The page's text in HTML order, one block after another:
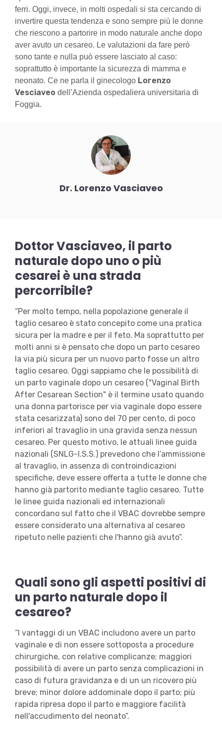
ferri. Oggi, invece, in molti ospedali si sta cercando di
invertire questa tendenza e sono sempre più le donne
che riescono a partorire in modo naturale anche dopo
aver avuto un cesareo. Le valutazioni da fare però
sono tante e nulla può essere lasciato al caso:
soprattutto è importante la sicurezza di mamma e
neonato. Ce ne parla il ginecologo Lorenzo
Vesciaveo dell’Azienda ospedaliera universitaria di
Foggia.
Dr. Lorenzo Vasciaveo
Dottor Vasciaveo, il parto
naturale dopo uno o più
cesarei è una strada
percorribile?
“Per molto tempo, nella popolazione generale il
taglio cesareo è stato concepito come una pratica
sicura per la madre e per il feto. Ma soprattutto per
molti anni si è pensato che dopo un parto cesareo
la via più sicura per un nuovo parto fosse un altro
taglio cesareo. Oggi sappiamo che le possibilità di
un parto vaginale dopo un cesareo ("Vaginal Birth
After Cesarean Section" è il termine usato quando
una donna partorisce per via vaginale dopo essere
stata cesarizzata) sono del 70 per cento, di poco
inferiori al travaglio in una gravida senza nessun
cesareo. Per questo motivo, le attuali linee guida
nazionali (SNLG-I.S.S.) prevedono che l’ammissione
al travaglio, in assenza di controindicazioni
specifiche, deve essere offerta a tutte le donne che
hanno già partorito mediante taglio cesareo. Tutte
le linee guida nazionali ed internazionali
concordano sul fatto che il VBAC dovrebbe sempre
essere considerato una alternativa al cesareo
ripetuto nelle pazienti che l'hanno già avuto”.
Quali sono gli aspetti positivi di
un parto naturale dopo il
cesareo?
“I vantaggi di un VBAC includono avere un parto
vaginale e di non essere sottoposta a procedure
chirurgiche, con relative complicanze; maggiori
possibilità di avere un parto senza complicazioni in
caso di futura gravidanza e di un un ricovero più
breve; minor dolore addominale dopo il parto; più
rapida ripresa dopo il parto e maggiore facilità
nell'accudimento del neonato”.